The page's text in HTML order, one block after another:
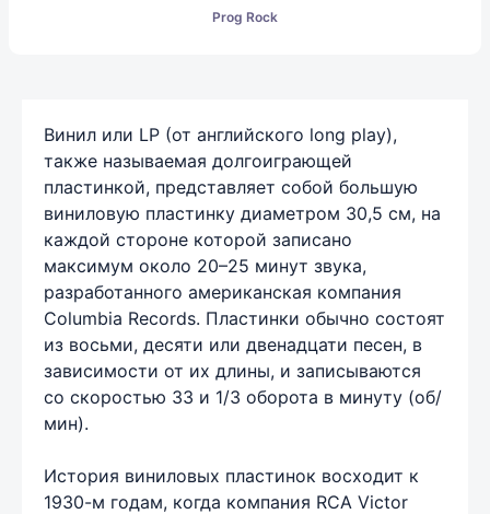
Prog Rock
Винил или LP (от английского long play),
также называемая долгоиграющей
пластинкой, представляет собой большую
виниловую пластинку диаметром 30,5 см, на
каждой стороне которой записано
максимум около 20–25 минут звука,
разработанного американская компания
Columbia Records. Пластинки обычно состоят
из восьми, десяти или двенадцати песен, в
зависимости от их длины, и записываются
со скоростью 33 и 1/3 оборота в минуту (об/
мин).
История виниловых пластинок восходит к
1930-м годам, когда компания RCA Victor